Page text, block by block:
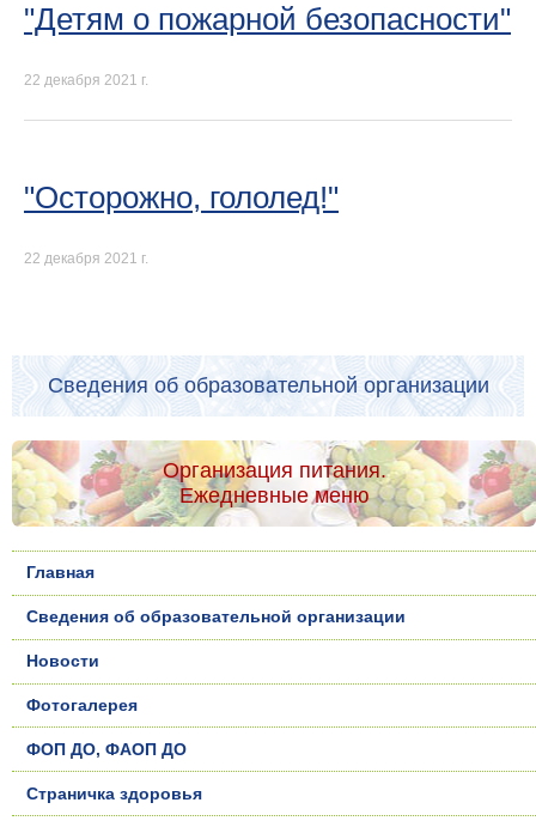
"Детям о пожарной безопасности"
22 декабря 2021 г.
"Осторожно, гололед!"
22 декабря 2021 г.
Сведения об образовательной организации
Организация питания.
Ежедневные меню
Главная
Сведения об образовательной организации
Новости
Фотогалерея
ФОП ДО, ФАОП ДО
Страничка здоровья